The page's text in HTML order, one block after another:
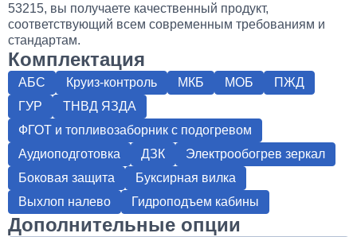
53215, вы получаете качественный продукт,
соответствующий всем современным требованиям и
стандартам.
Комплектация
АБС Круиз-контроль МКБ МОБ
ПЖД
ГУР
ТНВД ЯЗДА
ФГОТ и топливозаборник с подогревом
Аудиоподготовка
ДЗК
Электрообогрев зеркал
Боковая защита
Буксирная вилка
Выхлоп налево
Гидроподъем кабины
Дополнительные опции